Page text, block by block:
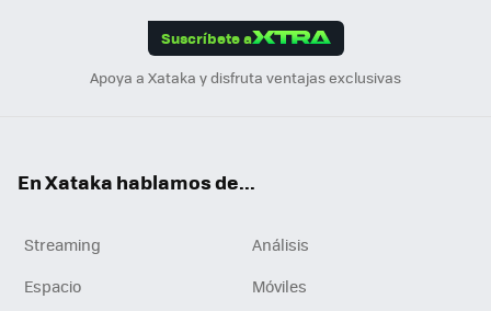
Suscríbete a
Apoya a Xataka y disfruta ventajas exclusivas
En Xataka hablamos de...
Streaming
Análisis
Espacio
Móviles